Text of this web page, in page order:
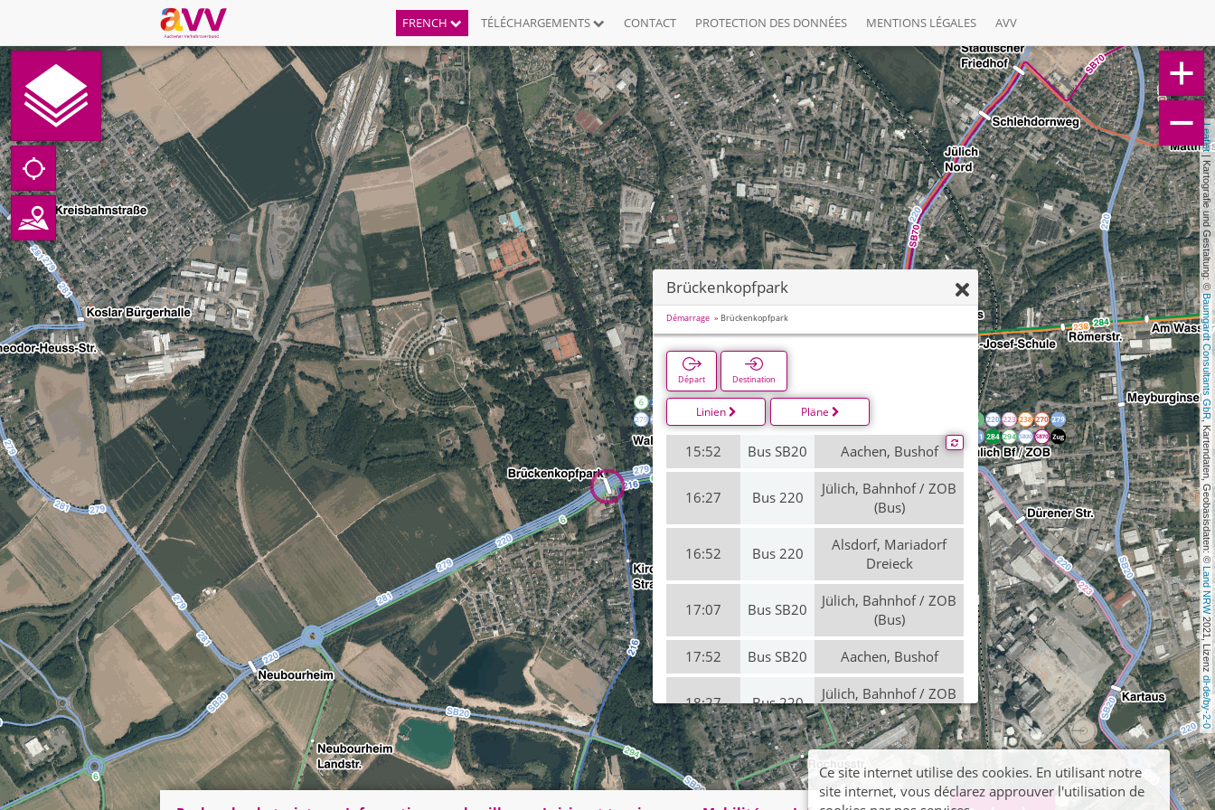
FRENCH TÉLÉCHARGEMENTS CONTACT PROTECTION DES DONNÉES MENTIONS LÉGALES AVV
Leaflet
| Kartografie und Gestaltung: ©
Baumgardt Consultants GbR
, Kartendaten, Geobasisdaten: ©
Land NRW
2021, Lizenz
dl-de/by-2-0
Brückenkopfpark
Démarrage Brückenkopfpark
Départ Destination
Linien Pläne
15:52 Bus SB20 Aachen, Bushof
16:27 Bus 220
Jülich, Bahnhof / ZOB
(Bus)
16:52 Bus 220
Alsdorf, Mariadorf
Dreieck
17:07 Bus SB20
Jülich, Bahnhof / ZOB
(Bus)
17:52 Bus SB20 Aachen, Bushof
18:27 Bus 220
Jülich, Bahnhof / ZOB
(Bus)
Ce site internet utilise des cookies. En utilisant notre
site internet, vous déclarez approuver l'utilisation de